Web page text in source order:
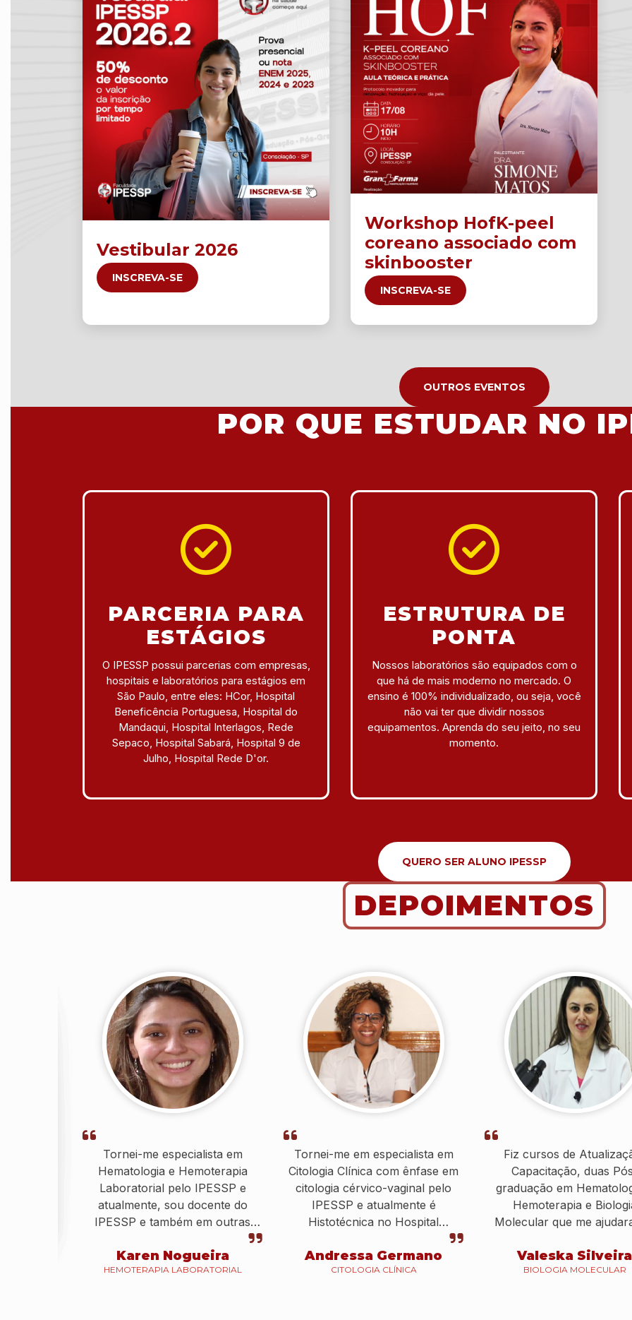
Vestibular 2026
INSCREVA-SE
Workshop HofK-peel
coreano associado com
skinbooster
INSCREVA-SE
OUTROS EVENTOS
POR QUE ESTUDAR NO
PARCERIA PARA
ESTÁGIOS
O IPESSP possui parcerias com empresas,
hospitais e laboratórios para estágios em
São Paulo, entre eles: HCor, Hospital
Beneficência Portuguesa, Hospital do
Mandaqui, Hospital Interlagos, Rede
Sepaco, Hospital Sabará, Hospital 9 de
Julho, Hospital Rede D'or.
ESTRUTURA DE
PONTA
Nossos laboratórios são equipados com o
que há de mais moderno no mercado. O
ensino é 100% individualizado, ou seja, você
não vai ter que dividir nossos
equipamentos. Aprenda do seu jeito, no seu
momento.
QUERO SER ALUNO IPESSP
DEPOIMENTOS
Tornei-me especialista em
Hematologia e Hemoterapia
Laboratorial pelo IPESSP e
atualmente, sou docente do
IPESSP e também em outras
Karen Nogueira
HEMOTERAPIA LABORATORIAL
Tornei-me em especialista em
Citologia Clínica com ênfase em
citologia cérvico-vaginal pelo
IPESSP e atualmente é
Histotécnica no Hospital
Andressa Germano
CITOLOGIA CLÍNICA
Fiz cursos de
Capacitação, duas
graduação em
Hemoterapia e
Molecular que me
profissional e a prestar
serviço.
Valeska Silveira
BIOLOGIA MOLECULAR